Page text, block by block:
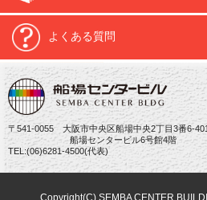
よくある質問
〒541-0055 大阪市中央区船場中央2丁目3番6-
船場センタービル6号館4階
TEL:(06)6281-4500(代表)
Copyright(C) SEMBA CENTER